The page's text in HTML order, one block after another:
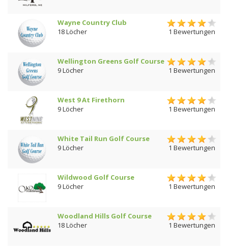
Wayne Country Club
18 Löcher
1 Bewertungen
Wellington Greens Golf Course
9 Löcher
1 Bewertungen
West 9 At Firethorn
9 Löcher
1 Bewertungen
White Tail Run Golf Course
9 Löcher
1 Bewertungen
Wildwood Golf Course
9 Löcher
1 Bewertungen
Woodland Hills Golf Course
18 Löcher
1 Bewertungen